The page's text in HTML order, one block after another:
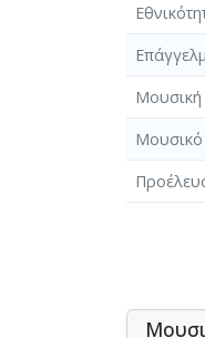
Μουσική